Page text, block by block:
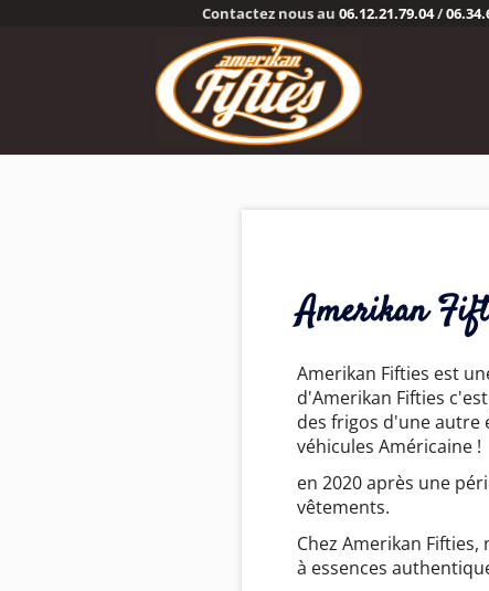
Contactez nous au 06.12.21.79.04/
Amerikan
Amerikan Fifties est
d'Amerikan Fifties
des frigos d'une autre
véhicules Américaine !
en 2020 après une
vêtements.
Chez Amerikan
à essences